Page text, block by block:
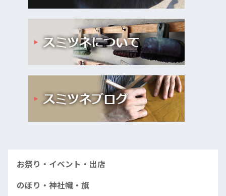
お祭り・イベント・出店
のぼり・神社幟・旗